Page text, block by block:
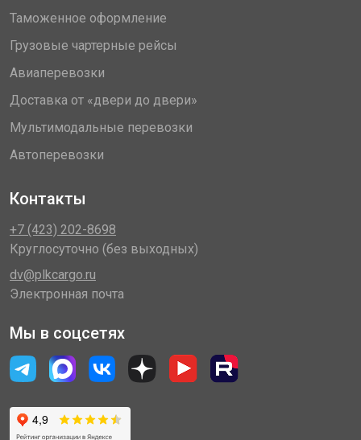
Таможенное оформление
Грузовые чартерные рейсы
Авиаперевозки
Доставка от «двери до двери»
Мультимодальные перевозки
Автоперевозки
Контакты
+7 (423) 202-8698
Круглосуточно (без выходных)
dv@plkcargo.ru
Электронная почта
Мы в соцсетях